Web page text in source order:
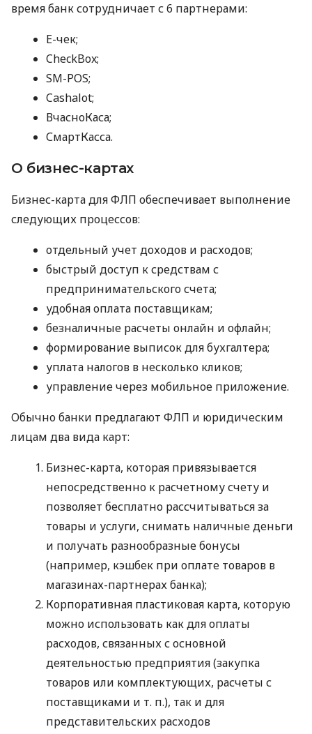
время банк сотрудничает с 6 партнерами:
E-чек;
CheckBox;
SM-POS;
Cashalot;
ВчасноКаса;
СмартКасса.
О бизнес-картах
Бизнес-карта для ФЛП обеспечивает выполнение
следующих процессов:
отдельный учет доходов и расходов;
быстрый доступ к средствам с
предпринимательского счета;
удобная оплата поставщикам;
безналичные расчеты онлайн и офлайн;
формирование выписок для бухгалтера;
уплата налогов в несколько кликов;
управление через мобильное приложение.
Обычно банки предлагают ФЛП и юридическим
лицам два вида карт:
Бизнес-карта, которая привязывается
непосредственно к расчетному счету и
позволяет бесплатно рассчитываться за
товары и услуги, снимать наличные деньги
и получать разнообразные бонусы
(например, кэшбек при оплате товаров в
магазинах-партнерах банка);
Корпоративная пластиковая карта, которую
можно использовать как для оплаты
расходов, связанных с основной
деятельностью предприятия (закупка
товаров или комплектующих, расчеты с
поставщиками и т. п.), так и для
представительских расходов